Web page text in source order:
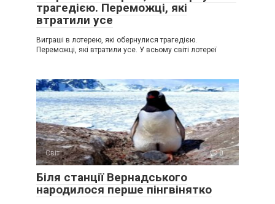
трагедією. Переможці, які
втратили усе
Виграші в лотерею, які обернулися трагедією.
Переможці, які втратили усе. У всьому світі лотереї
Світ 0
Біля станції Вернадського
народилося перше пінгвінятко